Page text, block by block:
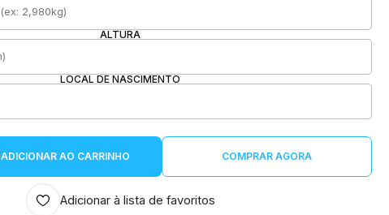
ALTURA
LOCAL DE NASCIMENTO
ADICIONAR AO CARRINHO COMPRAR AGORA
Adicionar à lista de favoritos